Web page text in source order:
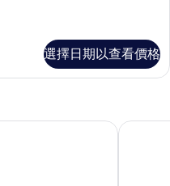
選擇日期以查看價格
新加坡